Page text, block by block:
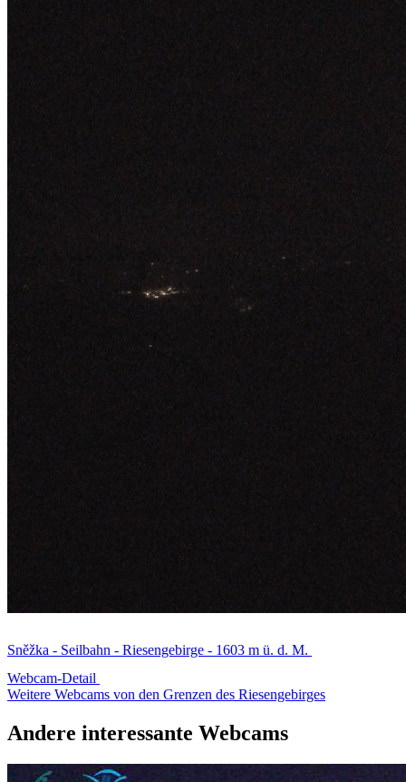
Sněžka - Seilbahn - Riesengebirge - 1603 m ü. d. M.
Webcam-Detail
Weitere Webcams von den Grenzen des Riesengebirges
Andere interessante Webcams